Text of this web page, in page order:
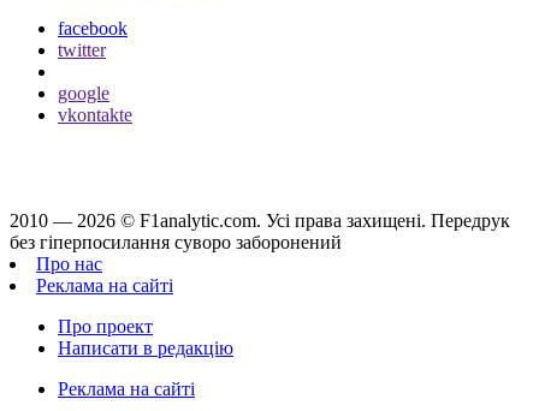
facebook
twitter
google
vkontakte
2010 — 2026 © F1analytic.com. Усi права захищенi. Передрук
без гіперпосилання суворо заборонений
Про нас
Реклама на сайті
Про проект
Написати в редакцію
Реклама на сайті